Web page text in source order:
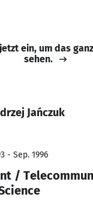
ein, um das
sehen.
Jańczuk
- Sep. 1996
/